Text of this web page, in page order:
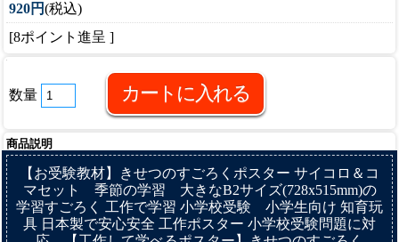
920円(税込)
[8ポイント進呈 ]
数量
商品説明
【お受験教材】きせつのすごろくポスター サイコロ＆コ
マセット 季節の学習 大きなB2サイズ(728x515mm)の
学習すごろく 工作で学習 小学校受験 小学生向け 知育玩
具 日本製で安心安全 工作ポスター 小学校受験問題に対